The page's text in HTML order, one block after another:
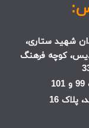
شهید ستاری،
کوچه فرهنگ
پلاک 16